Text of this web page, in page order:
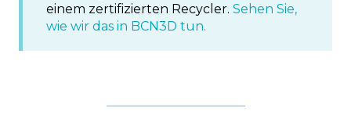
einem zertifizierten Recycler. Sehen Sie,
wie wir das in BCN3D tun.